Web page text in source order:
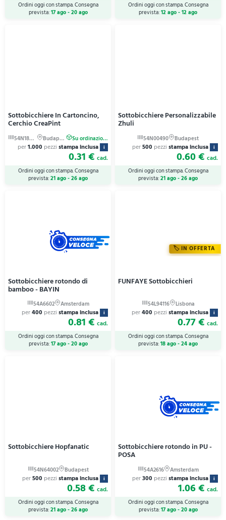
Ordini oggi con stampa. Consegna
prevista:17 ago - 20 ago
Ordini oggi con stampa. Consegna
prevista:12 ago - 12 ago
Sottobicchiere In Cartoncino,
Cerchio CreaPint
per1.000 pezzi stampa inclusa i
0.31 € cad.
Ordini oggi con stampa. Consegna
prevista:21 ago - 26 ago
Sottobicchiere Personalizzabile
Zhuli
per500 pezzi stampa inclusa i
0.60 € cad.
Ordini oggi con stampa. Consegna
prevista:21 ago - 26 ago
Sottobicchiere rotondo di
bamboo - BAYIN
per400 pezzi stampa inclusa i
0.81 € cad.
Ordini oggi con stampa. Consegna
prevista:17 ago - 20 ago
IN OFFERTA
FUNFAYE Sottobicchieri
per400 pezzi stampa inclusa i
0.77 € cad.
Ordini oggi con stampa. Consegna
prevista:18 ago - 24 ago
Sottobicchiere Hopfanatic
per500 pezzi stampa inclusa i
0.58 € cad.
Ordini oggi con stampa. Consegna
prevista:21 ago - 26 ago
Sottobicchiere rotondo in PU -
POSA
per300 pezzi stampa inclusa i
1.06 € cad.
Ordini oggi con stampa. Consegna
prevista:17 ago - 20 ago